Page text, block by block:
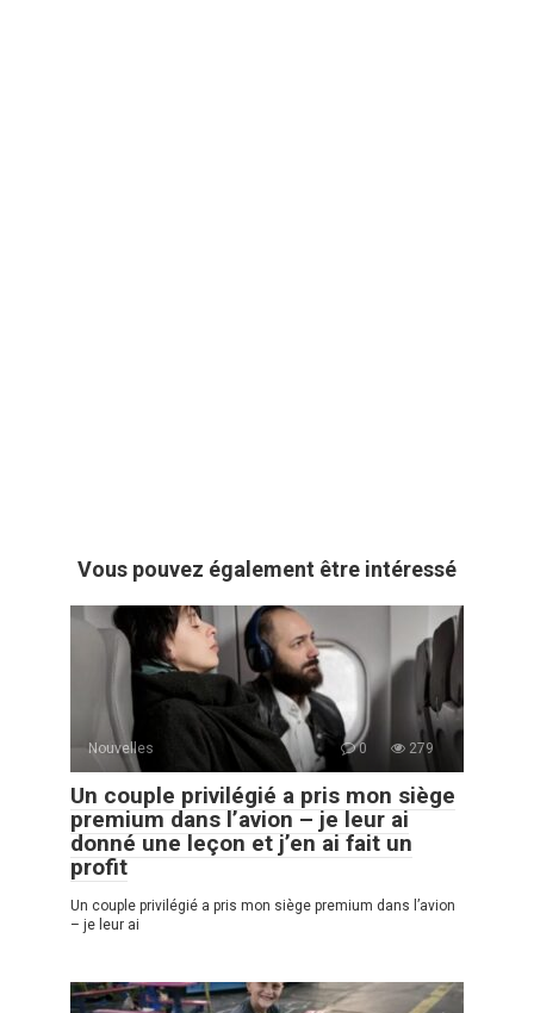
Vous pouvez également être intéressé
Nouvelles 0 279
Un couple privilégié a pris mon siège
premium dans l’avion – je leur ai
donné une leçon et j’en ai fait un
profit
Un couple privilégié a pris mon siège premium dans l’avion
– je leur ai